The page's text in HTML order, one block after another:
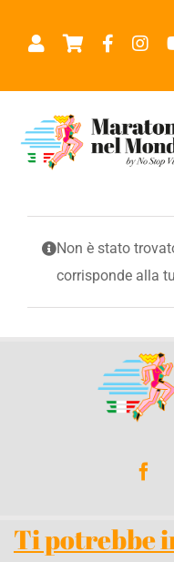
CHI SIAMO
MARATONE NEL
CALENDARIO
RICHIEDI PREVENTIVO
Non è stato
corrisponde alla
Ti potrebbe